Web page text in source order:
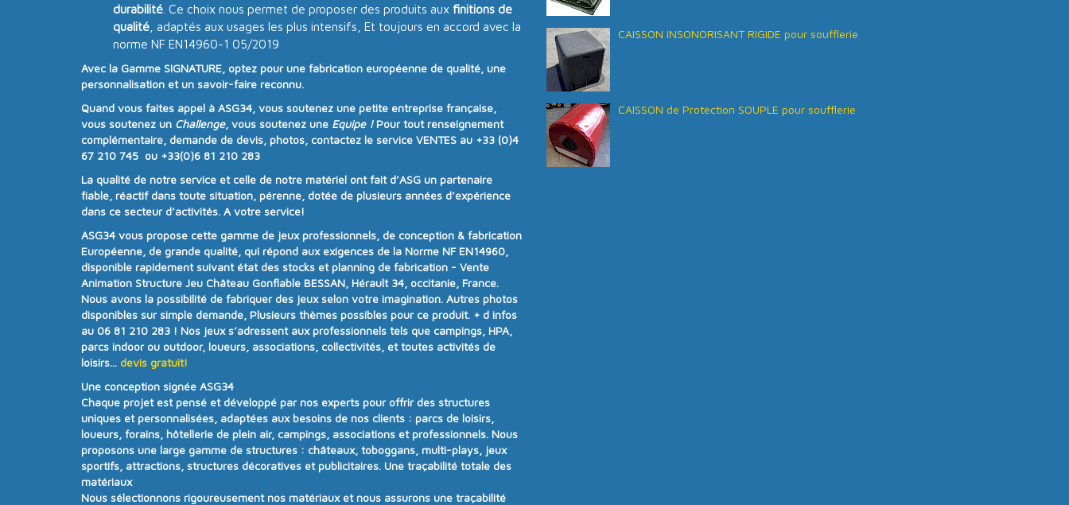
durabilité . Ce choix nous permet de proposer des produits aux finitions de
qualité , adaptés aux usages les plus intensifs, Et toujours en accord avec la
norme NF EN14960-1 05/2019
Avec la Gamme SIGNATURE , optez pour une fabrication européenne de qualité , une
personnalisation et un savoir-faire reconnu.
Quand vous faites appel à ASG34 , vous soutenez une petite entreprise française
vous soutenez un Challenge, vous soutenez une Equipe !Pour tout renseignement
complémentaire, demande de devis, photos, contactez le service VENTES au +33 (0)4
67 210 745 ou +33(0)6 81 210 283
La qualité de notre service et celle de notre matériel ont fait d’ASG un partenaire
fiable, réactif dans toute situation, pérenne, dotée de plusieurs années d’expérience
dans ce secteur d’activités. A votre service!
ASG34 vous propose cette gamme de jeux professionnels, de conception & fabrication
Européenne, de grande qualité, qui répond aux exigences de la Norme NF EN14960
disponible rapidement suivant état des stocks et planning de fabrication - Vente
Animation Structure Jeu Château Gonflable BESSAN, Hérault 34, occitanie, France.
Nous avons la possibilité de fabriquer des jeux selon votre imagination. Autres photos
disponibles sur simple demande, Plusieurs thèmes possibles pour ce produit. + d infos
au 06 81 210 283 ! Nos jeux s’adressent aux professionnels tels que campings, HPA,
parcs indoor ou outdoor, loueurs, associations, collectivités, et toutes activités de
loisirs... devis gratuit!
Une conception signée ASG34
Chaque projet est pensé et développé par nos experts pour offrir des structures
uniques et personnalisées , adaptées aux besoins de nos clients : parcs de loisirs,
loueurs, forains, hôtellerie de plein air, campings, associations et professionnels. Nous
proposons une large gamme de structures : châteaux, toboggans, multi-plays, jeux
sportifs, attractions, structures décoratives et publicitaires. Une traçabilité totale des
matériaux
Nous sélectionnons rigoureusement nos matériaux et nous assurons une traçabilité
CAISSON INSONORISANT RIGIDE pour soufflerie
CAISSON de Protection SOUPLE pour soufflerie